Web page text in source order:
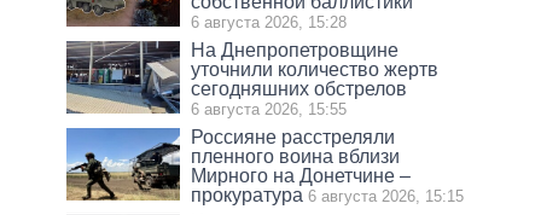
6 августа 2026, 15:28
На Днепропетровщине
уточнили количество жертв
сегодняшних обстрелов
6 августа 2026, 15:55
Россияне расстреляли
пленного воина вблизи
Мирного на Донетчине –
прокуратура 6 августа 2026, 15:15